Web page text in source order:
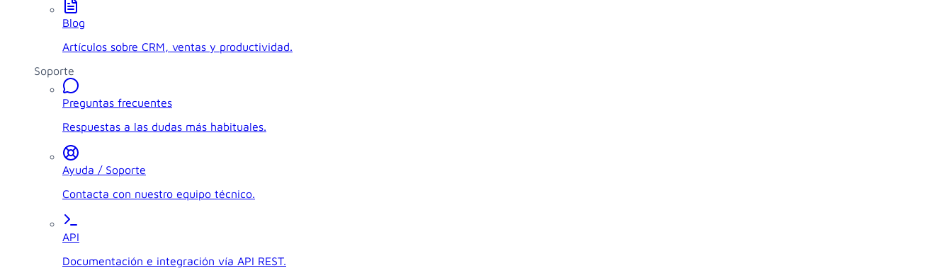
Blog
Artículos sobre CRM, ventas y productividad.
Soporte
Preguntas frecuentes
Respuestas a las dudas más habituales.
Ayuda / Soporte
Contacta con nuestro equipo técnico.
API
Documentación e integración vía API REST.